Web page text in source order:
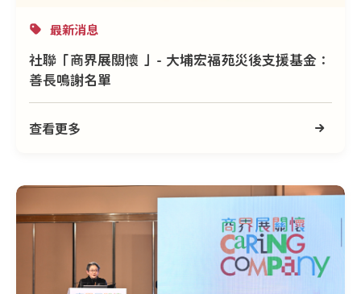
最新消息
社聯「商界展關懷 」- 大埔宏福苑災後支援基金：
善長鳴謝名單
查看更多